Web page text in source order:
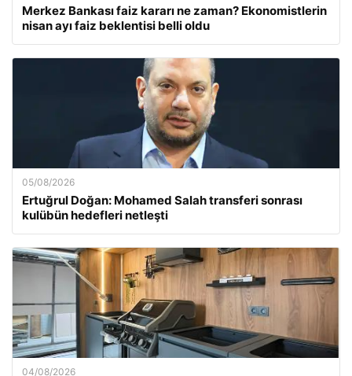
Merkez Bankası faiz kararı ne zaman? Ekonomistlerin
nisan ayı faiz beklentisi belli oldu
05/08/2026
Ertuğrul Doğan: Mohamed Salah transferi sonrası
kulübün hedefleri netleşti
04/08/2026